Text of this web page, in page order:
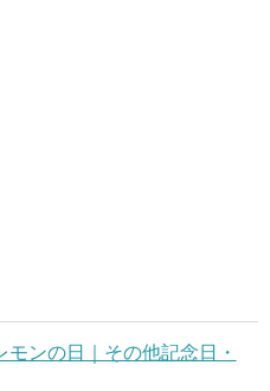
ンの日｜その他記念日・